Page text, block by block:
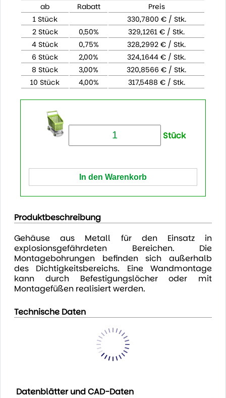
ab
Rabatt
Preis
1 Stück
330,7800 € / Stk.
2 Stück
0,50%
329,1261 € / Stk.
4 Stück
0,75%
328,2992 € / Stk.
6 Stück
2,00%
324,1644 € / Stk.
8 Stück
3,00%
320,8566 € / Stk.
10 Stück
4,00% 317,5488 € / Stk.
Stück
Produktbeschreibung
Gehäuse aus Metall für den Einsatz in
explosionsgefährdeten Bereichen. Die
Montagebohrungen befinden sich außerhalb
des Dichtigkeitsbereichs. Eine Wandmontage
kann durch Befestigungslöcher oder mit
Montagefüßen realisiert werden.
Technische Daten
Datenblätter und CAD-Daten